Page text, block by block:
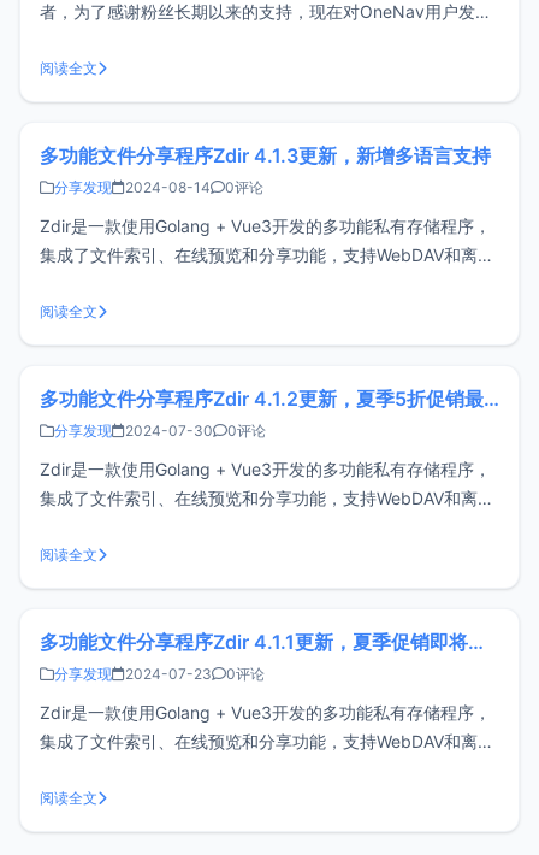
者，为了感谢粉丝长期以来的支持，现在对OneNav用户发放
开源免费的书签（导航）管理程序，由xiaoz使用使用PHP +
SQLite 3开发，界面简洁，安装简单，使
阅读全文
多功能文件分享程序Zdir 4.1.3更新，新增多语言支持
分享发现 2024-08-14 0评论
Zdir是一款使用Golang + Vue3开发的多功能私有存储程序，
集成了文件索引、在线预览和分享功能，支持WebDAV和离线
作室和小团队分享文件的理想选择。官网：
https://www.zdir.pro/zh/购买订阅：https://s
阅读全文
多功能文件分享程序Zdir 4.1.2更新，夏季5折促销最后1天
分享发现 2024-07-30 0评论
Zdir是一款使用Golang + Vue3开发的多功能私有存储程序，
集成了文件索引、在线预览和分享功能，支持WebDAV和离线
作室和小团队分享文件的理想选择。官网：
https://www.zdir.pro/zh/购买订阅：https://s
阅读全文
多功能文件分享程序Zdir 4.1.1更新，夏季促销即将结束
分享发现 2024-07-23 0评论
Zdir是一款使用Golang + Vue3开发的多功能私有存储程序，
集成了文件索引、在线预览和分享功能，支持WebDAV和离线
作室和小团队分享文件的理想选择。官网：
https://www.zdir.pro/zh/购买订阅：https://s
阅读全文